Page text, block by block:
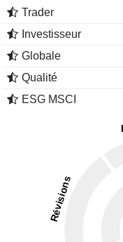
Trader
Investisseur
Globale
Qualité
ESG MSCI